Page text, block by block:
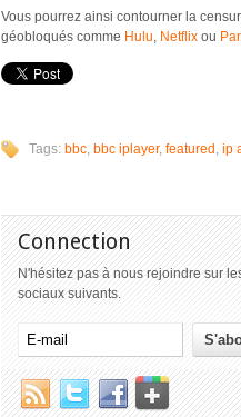
Vous pourrez ainsi contourner la
géobloqués comme Hulu, Netflix ou
Tags: bbc, bbc iplayer, featured , ip
Connection
N'hésitez pas à nous rejoindre sur
sociaux suivants.